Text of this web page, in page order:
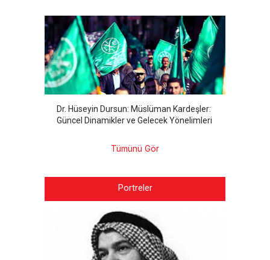
Dr. Hüseyin Dursun: Müslüman Kardeşler:
Güncel Dinamikler ve Gelecek Yönelimleri
Tümünü Gör
Portreler